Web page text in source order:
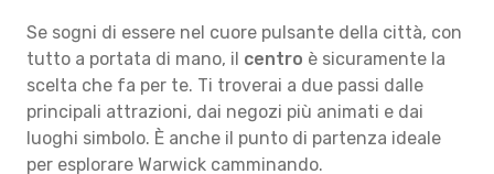
Se sogni di essere nel cuore pulsante della città, con
tutto a portata di mano, il centro è sicuramente la
scelta che fa per te. Ti troverai a due passi dalle
principali attrazioni, dai negozi più animati e dai
luoghi simbolo. È anche il punto di partenza ideale
per esplorare Warwick camminando.